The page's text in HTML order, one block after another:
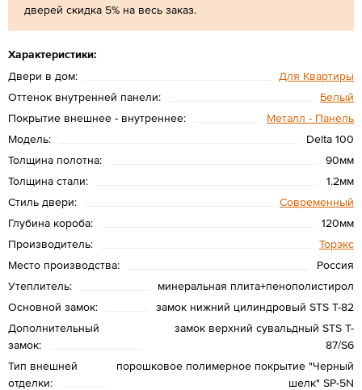
дверей скидка 5% на весь заказ.
Характеристики:
Двери в дом:
Для Квартиры
Оттенок внутренней панели:
Белый
Покрытие внешнее - внутреннее:
Металл - Панель
Модель:
Delta 100
Толщина полотна:
90мм
Толщина стали:
1.2мм
Стиль двери:
Современный
Глубина короба:
120мм
Производитель:
Торэкс
Место производства:
Россия
Утеплитель:
минеральная плита+пенополистирол
Основной замок:
замок нижний цилиндровый STS T-82
Дополнительный
замок:
замок верхний сувальдный STS T-
87/S6
Тип внешней
отделки:
порошковое полимерное покрытие "Черный
шелк" SP-5N